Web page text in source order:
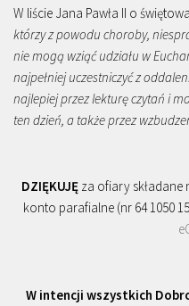
W liście Jana Pawła II o
którzy z powodu choroby,
nie mogą wziąć udziału w
najpełniej uczestniczyć z
najlepiej przez lekturę czytań i
ten dzień, a także przez
DZIĘKUJĘ za ofiary składane
konto parafialne (nr 64 1050
W intencji wszystkich